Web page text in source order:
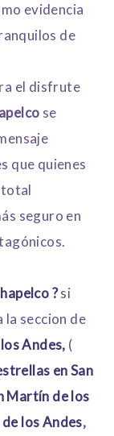
evidencia
de
el disfrute
se
que quienes
total
seguro en
?si
la seccion de
Andes, (
en San
Martín de los
los Andes,